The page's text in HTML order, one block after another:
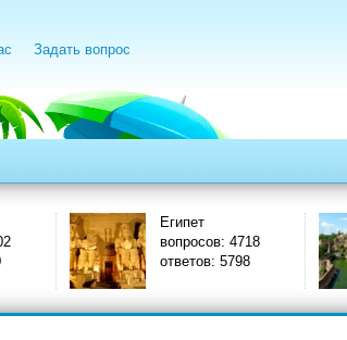
Задать вопрос
Египет
вопросов: 4718
ответов: 5798